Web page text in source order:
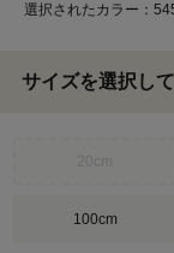
選択されたカラー：
サイズを選択し
100cm